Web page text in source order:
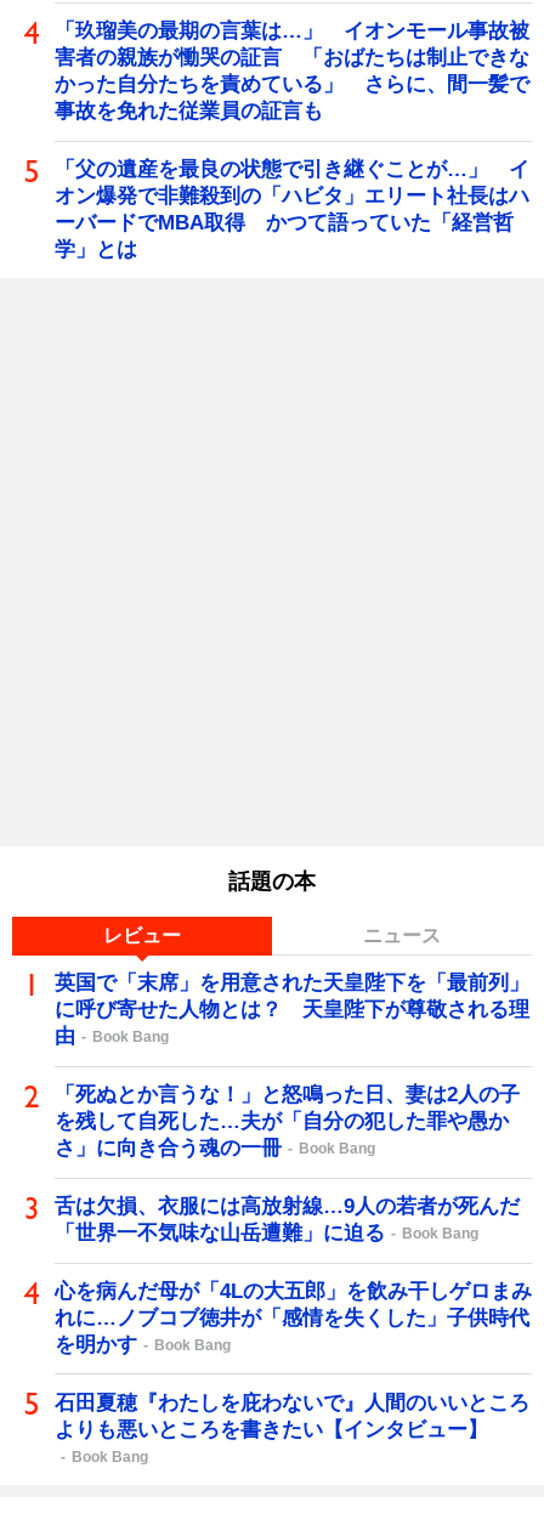
「玖瑠美の最期の言葉は…」 イオンモール事故被
害者の親族が慟哭の証言 「おばたちは制止できな
かった自分たちを責めている」 さらに、間一髪で
事故を免れた従業員の証言も
「父の遺産を最良の状態で引き継ぐことが…」 イ
オン爆発で非難殺到の「ハビタ」エリート社長はハ
ーバードでMBA取得 かつて語っていた「経営哲
学」とは
話題の本
レビュー ニュース
英国で「末席」を用意された天皇陛下を「最前列」
に呼び寄せた人物とは？ 天皇陛下が尊敬される理
由
Book Bang
「死ぬとか言うな！」と怒鳴った日、妻は2人の子
を残して自死した…夫が「自分の犯した罪や愚か
さ」に向き合う魂の一冊
Book Bang
舌は欠損、衣服には高放射線…9人の若者が死んだ
「世界一不気味な山岳遭難」に迫る
Book Bang
心を病んだ母が「4Lの大五郎」を飲み干しゲロまみ
れに…ノブコブ徳井が「感情を失くした」子供時代
を明かす
Book Bang
石田夏穂『わたしを庇わないで』人間のいいところ
よりも悪いところを書きたい【インタビュー】
Book Bang